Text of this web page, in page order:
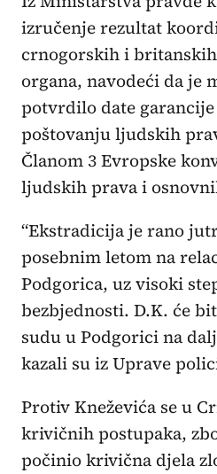
izručenje rezultat
crnogorskih i
organa, navodeći da je
potvrdilo date
poštovanju ljudskih
Članom 3 Evropske
ljudskih prava i
“Ekstradicija je rano
posebnim letom na
Podgorica, uz visoki
bezbjednosti. D.K. će
sudu u Podgorici na
kazali su iz Uprave
Protiv Kneževića se u
krivičnih postupaka,
počinio krivična djela